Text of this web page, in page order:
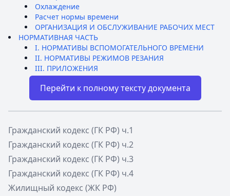
Охлаждение
Расчет нормы времени
ОРГАНИЗАЦИЯ И ОБСЛУЖИВАНИЕ РАБОЧИХ МЕСТ
НОРМАТИВНАЯ ЧАСТЬ
I. НОРМАТИВЫ ВСПОМОГАТЕЛЬНОГО ВРЕМЕНИ
II. НОРМАТИВЫ РЕЖИМОВ РЕЗАНИЯ
III. ПРИЛОЖЕНИЯ
Перейти к полному тексту документа
Гражданский кодекс (ГК РФ) ч.1
Гражданский кодекс (ГК РФ) ч.2
Гражданский кодекс (ГК РФ) ч.3
Гражданский кодекс (ГК РФ) ч.4
Жилищный кодекс (ЖК РФ)